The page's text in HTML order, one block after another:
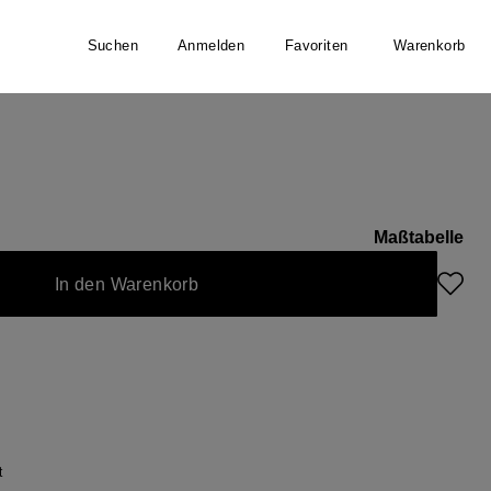
Suchen Anmelden Favoriten Warenkorb
Maßtabelle
In den Warenkorb